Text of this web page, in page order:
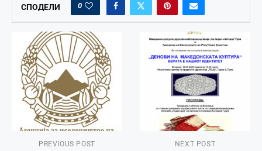
СПОДЕЛИ 0
PREVIOUS POST NEXT POST